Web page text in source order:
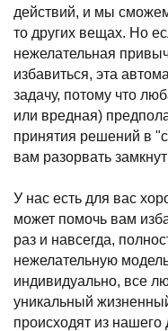
действий, и мы
то других вещах. Но
нежелательная
избавиться, эта
задачу, потому что
или вредная)
принятия решений в
вам разорвать
У нас есть для вас
может помочь вам
раз и навсегда,
нежелательную
индивидуально, все
уникальный
происходят из